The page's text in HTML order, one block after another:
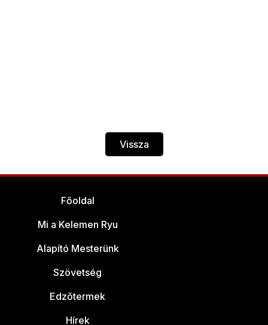
Vissza
Főoldal
Mi a Kelemen Ryu
Alapító Mesterünk
Szövetség
Edzőtermek
Hírek